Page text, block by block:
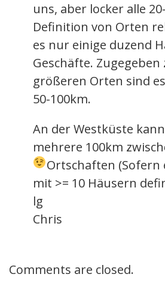
uns, aber locker alle
Definition von Orten
es nur einige duzend
Geschäfte. Zugegeben
größeren Orten sind
50-100km.
An der Westküste
mehrere 100km
Ortschaften (Sofern
mit >= 10 Häusern
lg
Chris
Comments are closed.